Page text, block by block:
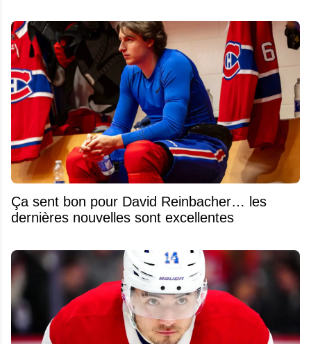
Ça sent bon pour David Reinbacher… les
dernières nouvelles sont excellentes